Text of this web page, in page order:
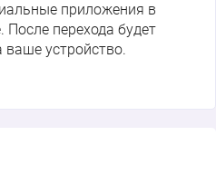
приложения в
После перехода будет
ваше устройство.